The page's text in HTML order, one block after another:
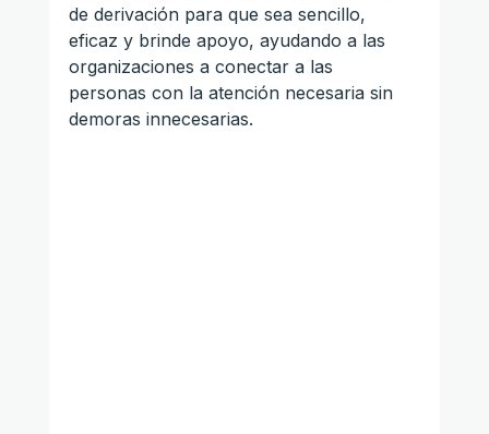
de derivación para que sea sencillo,
eficaz y brinde apoyo, ayudando a las
organizaciones a conectar a las
personas con la atención necesaria sin
demoras innecesarias.